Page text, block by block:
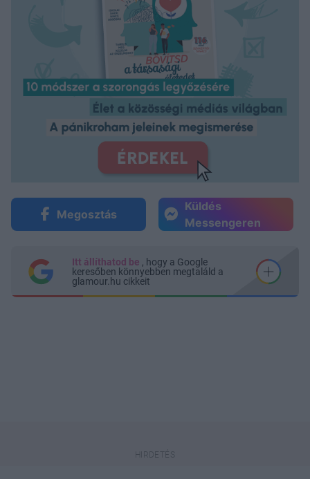
Megosztás
Küldés
Messengeren
Itt állíthatod be , hogy a Google
keresőben könnyebben megtaláld a
glamour.hu cikkeit